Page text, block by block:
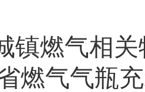
镇燃气相
燃气气瓶